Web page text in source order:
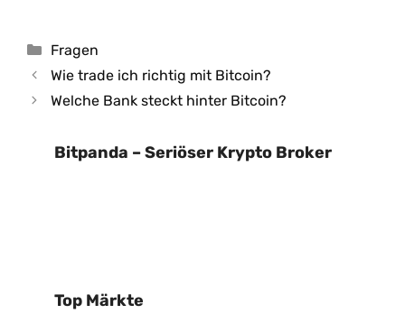
Kategorien
Fragen
Wie trade ich richtig mit Bitcoin?
Welche Bank steckt hinter Bitcoin?
Bitpanda – Seriöser Krypto Broker
Top Märkte